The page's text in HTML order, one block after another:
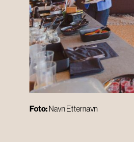
Foto:Navn Etternavn